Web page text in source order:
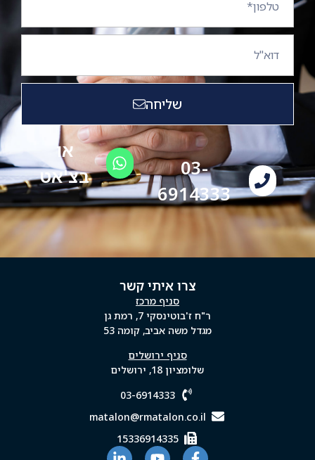
שליחה
03-
6914333
או
בצ'אט
צרו איתי קשר
סניף מרכז
ר"ח ז'בוטינסקי 7, רמת גן
מגדל משה אביב, קומה 53
סניף ירושלים
שלומציון 18, ירושלים
03-6914333
matalon@rmatalon.co.il
15336914335